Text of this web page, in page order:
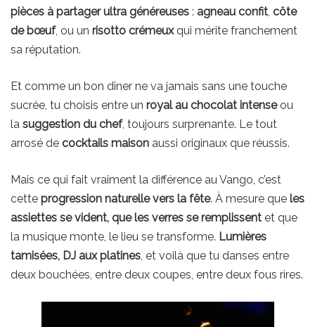
pièces à partager ultra généreuses : agneau confit, côte
de bœuf, ou un risotto crémeuxqui mérite franchement
sa réputation.
Et comme un bon dîner ne va jamais sans une touche
sucrée, tu choisis entre un royal au chocolat intenseou
la suggestion du chef, toujours surprenante. Le tout
arrosé de cocktails maison aussi originaux que réussis.
Mais ce qui fait vraiment la différence au Vango, c’est
cette progression naturelle vers la fête. À mesure que les
assiettes se vident, que les verres se remplissent et que
la musique monte, le lieu se transforme. Lumières
tamisées, DJ aux platines, et voilà que tu danses entre
deux bouchées, entre deux coupes, entre deux fous rires.